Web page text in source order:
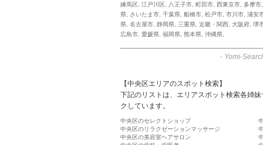
練馬区 江戸川区 八王子市 町田市 西東京市 多摩市
県
さいたま市 千葉県 船橋市 松戸市 市川市 浦安
県 名古屋市 静岡県 三重県 近畿・関西 大阪府 堺
広島市 愛媛県 福岡県 熊本県 沖縄県
- Yomi-
【中央区エリアのスポット検索】
下記のリストは、エリアスポット検索各姉
クしています。
中央区のセレクトショップ
中央区のリラクゼーションマッサージ
中央区の美容室ヘアサロン